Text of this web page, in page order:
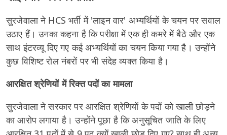
सुरजेवाला ने HCS भर्ती में 'लाइन वार' अभ्यर्थियों के चयन पर सवाल
उठाए हैं। उनका कहना है कि परीक्षा में एक ही कमरे में बैठे और एक
साथ इंटरव्यू दिए गए कई अभ्यर्थियों का चयन किया गया है। उन्होंने
कुछ विशिष्ट रोल नंबरों पर भी संदेह व्यक्त किया है।
आरक्षित श्रेणियों में रिक्त पदों का मामला
सुरजेवाला ने सरकार पर आरक्षित श्रेणियों के पदों को खाली छोड़ने
का आरोप लगाया है। उन्होंने पूछा है कि अनुसूचित जाति के लिए